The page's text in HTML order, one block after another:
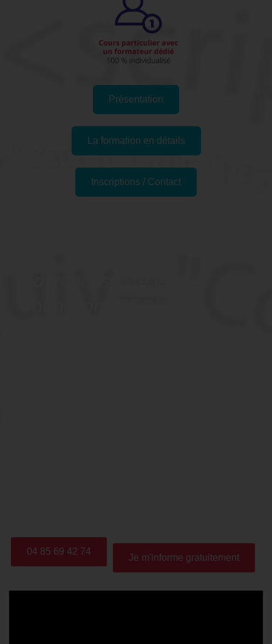
Présentation
La formation en détails
Inscriptions / Contact
04 85 69 42 74
Je m'informe gratuitement